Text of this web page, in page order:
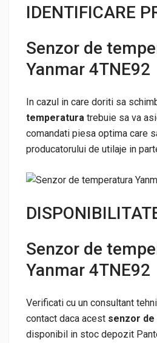
IDENTIFICARE
Senzor de
Yanmar 4TNE92
In cazul in care doriti sa
temperatura trebuie sa va
comandati piesa optima care
producatorului de utilaje in
Senzor de
Yanmar 4TNE92
Verificati cu un consultant
contact daca acest senzor
disponibil in stoc depozit